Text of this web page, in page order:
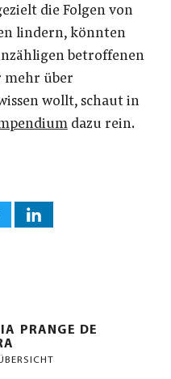
die Folgen von
lindern, könnten
betroffenen
mehr über
wollt, schaut in
dazu rein.
PRANGE DE